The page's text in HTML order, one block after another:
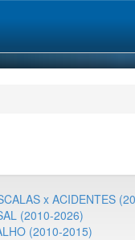
x ACIDENTES
(2010-2026)
(2010-2015)